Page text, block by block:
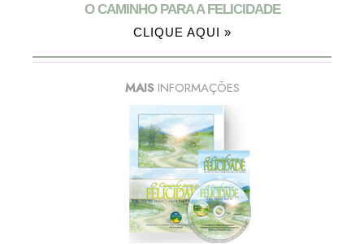
O CAMINHO PARA A FELICIDADE
CLIQUE AQUI »
MAIS INFORMAÇÕES